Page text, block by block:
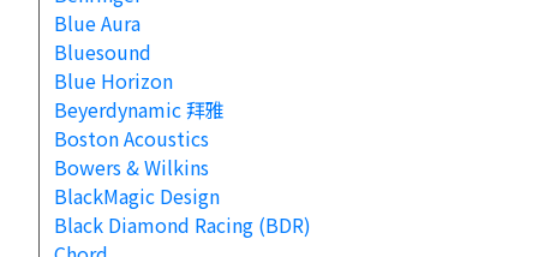
Blue Aura
Bluesound
Blue Horizon
Beyerdynamic 拜雅
Boston Acoustics
Bowers & Wilkins
BlackMagic Design
Black Diamond Racing (BDR)